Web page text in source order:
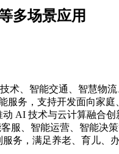
多场景应用
术、智能交通、智慧物
务，支持开发面向家庭
AI 技术与云计算融合创
服、智能运营、智能决
务，满足养老、育儿、